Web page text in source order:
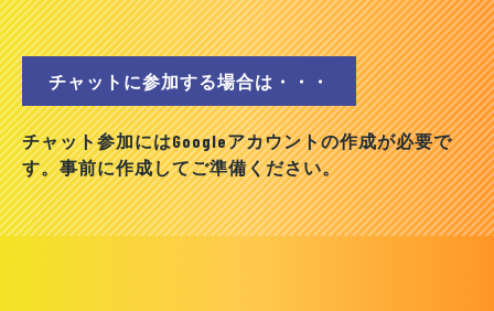
チャットに参加する場合は・・・
チャット参加にはGoogleアカウントの作成が必要で
す。事前に作成してご準備ください。